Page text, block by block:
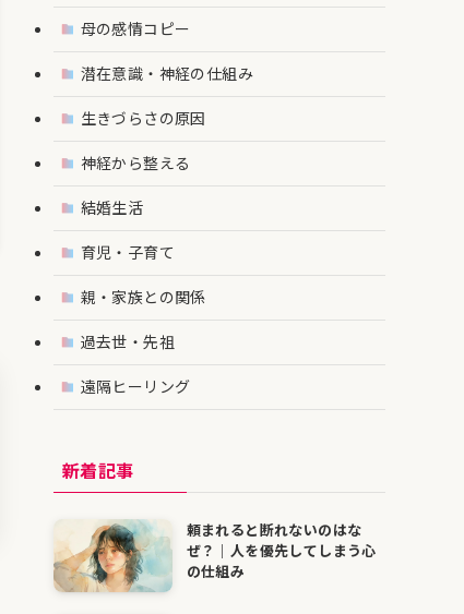
母の感情コピー
潜在意識・神経の仕組み
生きづらさの原因
神経から整える
結婚生活
育児・子育て
親・家族との関係
過去世・先祖
遠隔ヒーリング
新着記事
頼まれると断れないのはな
ぜ？｜人を優先してしまう心
の仕組み